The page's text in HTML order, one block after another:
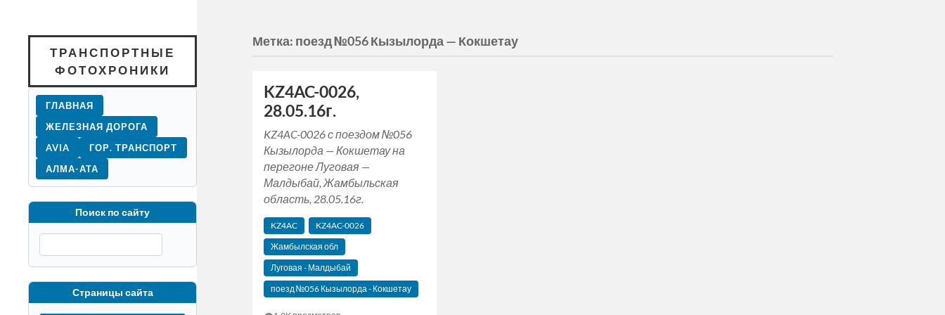
ТРАНСПОРТНЫЕ
ФОТОХРОНИКИ
ГЛАВНАЯ
ЖЕЛЕЗНАЯ ДОРОГА
AVIA
ГОР. ТРАНСПОРТ
АЛМА-АТА
Поиск по сайту
Страницы сайта
Метка: поезд №056 Кызылорда — Кокшетау
KZ4AC-0026,
28.05.16г.
KZ4AC-0026 с поездом №056
Кызылорда — Кокшетау на
перегоне Луговая —
Малдыбай, Жамбыльская
область, 28.05.16г.
KZ4AC
KZ4AC-0026
Жамбылская обл
Луговая - Малдыбай
поезд №056 Кызылорда - Кокшетау